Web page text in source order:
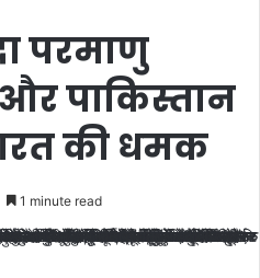
परमाणु
पाकिस्तान
की धमक
1 minute read